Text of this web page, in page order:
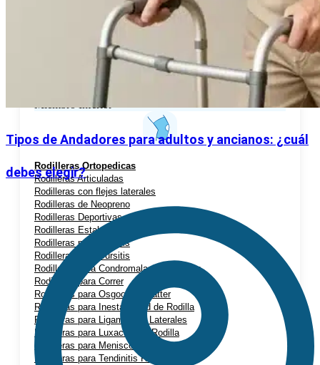
Cabestrillos para Luxación de Hombro
Hombreras Ortopédicas
Miembro Inferior
Rodilleras Ortopedicas
Rodilleras Articuladas
Rodilleras con flejes laterales
Rodilleras de Neopreno
Rodilleras Deportivas
Rodilleras Estabilizadoras
Rodilleras para Artrosis
Rodilleras para Bursitis
Rodilleras para Condromalacia Rotuliana
Rodilleras para Correr
Rodilleras para Osgood-Schlatter
Rodilleras para Inestabilidad de Rodilla
Rodilleras para Ligamentos Laterales
Rodilleras para Luxación de Rodilla
Rodilleras para Menisco
Rodilleras para Tendinitis Rotuliana
Tipos de Andadores para adultos y ancianos: ¿cuál
debes elegir?